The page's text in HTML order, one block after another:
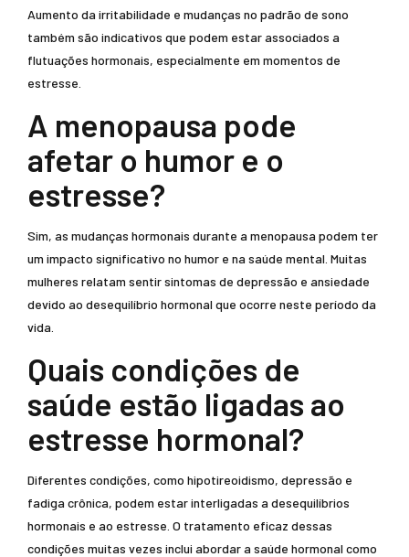
Aumento da irritabilidade e mudanças no padrão de sono
também são indicativos que podem estar associados a
flutuações hormonais, especialmente em momentos de
estresse.
A menopausa pode
afetar o humor e o
estresse?
Sim, as mudanças hormonais durante a menopausa podem ter
um impacto significativo no humor e na saúde mental. Muitas
mulheres relatam sentir sintomas de depressão e ansiedade
devido ao desequilíbrio hormonal que ocorre neste período da
vida.
Quais condições de
saúde estão ligadas ao
estresse hormonal?
Diferentes condições, como hipotireoidismo, depressão e
fadiga crônica, podem estar interligadas a desequilíbrios
hormonais e ao estresse. O tratamento eficaz dessas
condições muitas vezes inclui abordar a saúde hormonal como